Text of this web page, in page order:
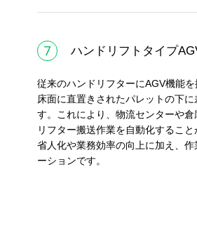
7 ハンドリフトタイプ
従来のハンドリフターにAGV機能を
床面に直置きされたパレットの下
す。これにより、物流センターや
リフター搬送作業を自動化すること
省人化や業務効率の向上に加え、
ーションです。